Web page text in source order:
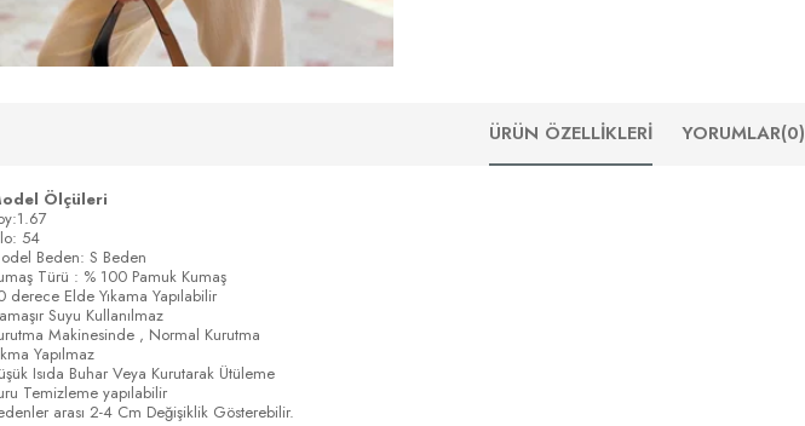
ÜRÜN ÖZELLIKLERI YORUMLAR(0)
Ölçüleri
54
Beden: S Beden
Türü : % 100 Pamuk Kumaş
derece Elde Yıkama Yapılabilir
Suyu Kullanılmaz
Makinesinde , Normal Kurutma
Yapılmaz
Isıda Buhar Veya Kurutarak Ütüleme
Temizleme yapılabilir
arası 2-4 Cm Değişiklik Gösterebilir.